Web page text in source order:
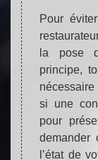
Pour
la pose
principe,
si une
pour
demander
l’état de